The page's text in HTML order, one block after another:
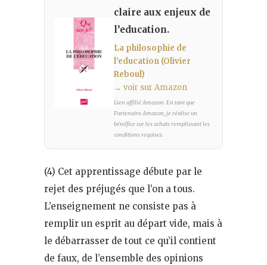
claire aux enjeux de
l’education.
La philosophie de
l’education (Olivier
Reboul)
→ voir sur Amazon
Lien affilié Amazon. En tant que
Partenaire Amazon, je réalise un
bénéfice sur les achats remplissant les
conditions requises.
(4) Cet apprentissage débute par le
rejet des préjugés que l’on a tous.
L’enseignement ne consiste pas à
remplir un esprit au départ vide, mais à
le débarrasser de tout ce qu’il contient
de faux, de l’ensemble des opinions